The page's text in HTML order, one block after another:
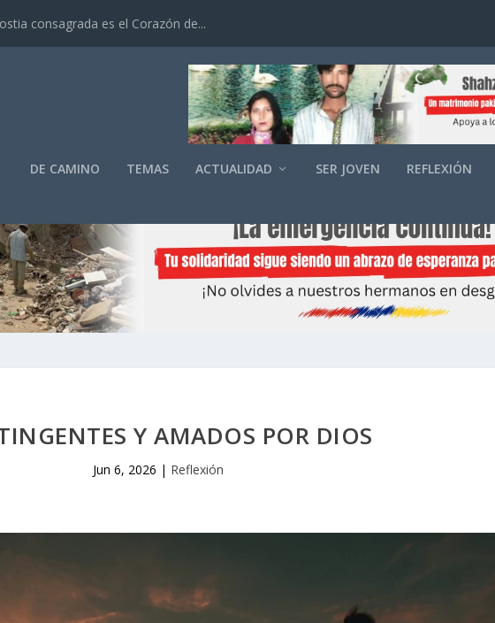
consagrada es el Corazón de...
DE CAMINO TEMAS ACTUALIDAD SER JOVEN REFLEXIÓN
Y AMADOS POR DIOS
Jun 6, 2026 | Reflexión